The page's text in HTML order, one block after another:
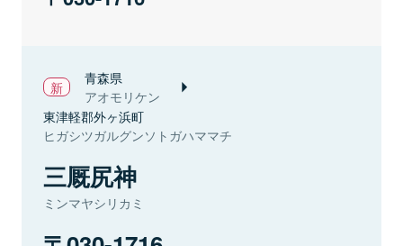
青森県
アオモリケン
東津軽郡外ヶ浜町
ヒガシツガルグンソトガハママチ
三厩尻神
ミンマヤシリカミ